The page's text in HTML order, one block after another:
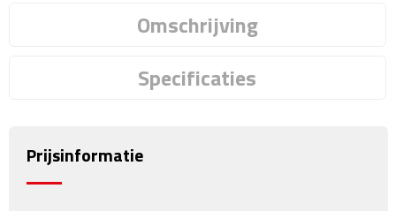
Reissetjes
Omschrijving
Specificaties
Prijsinformatie